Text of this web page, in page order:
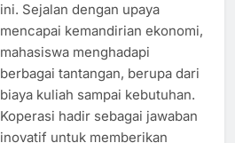
ini. Sejalan dengan upaya
mencapai kemandirian ekonomi,
mahasiswa menghadapi
berbagai tantangan, berupa dari
biaya kuliah sampai kebutuhan.
Koperasi hadir sebagai jawaban
inovatif untuk memberikan